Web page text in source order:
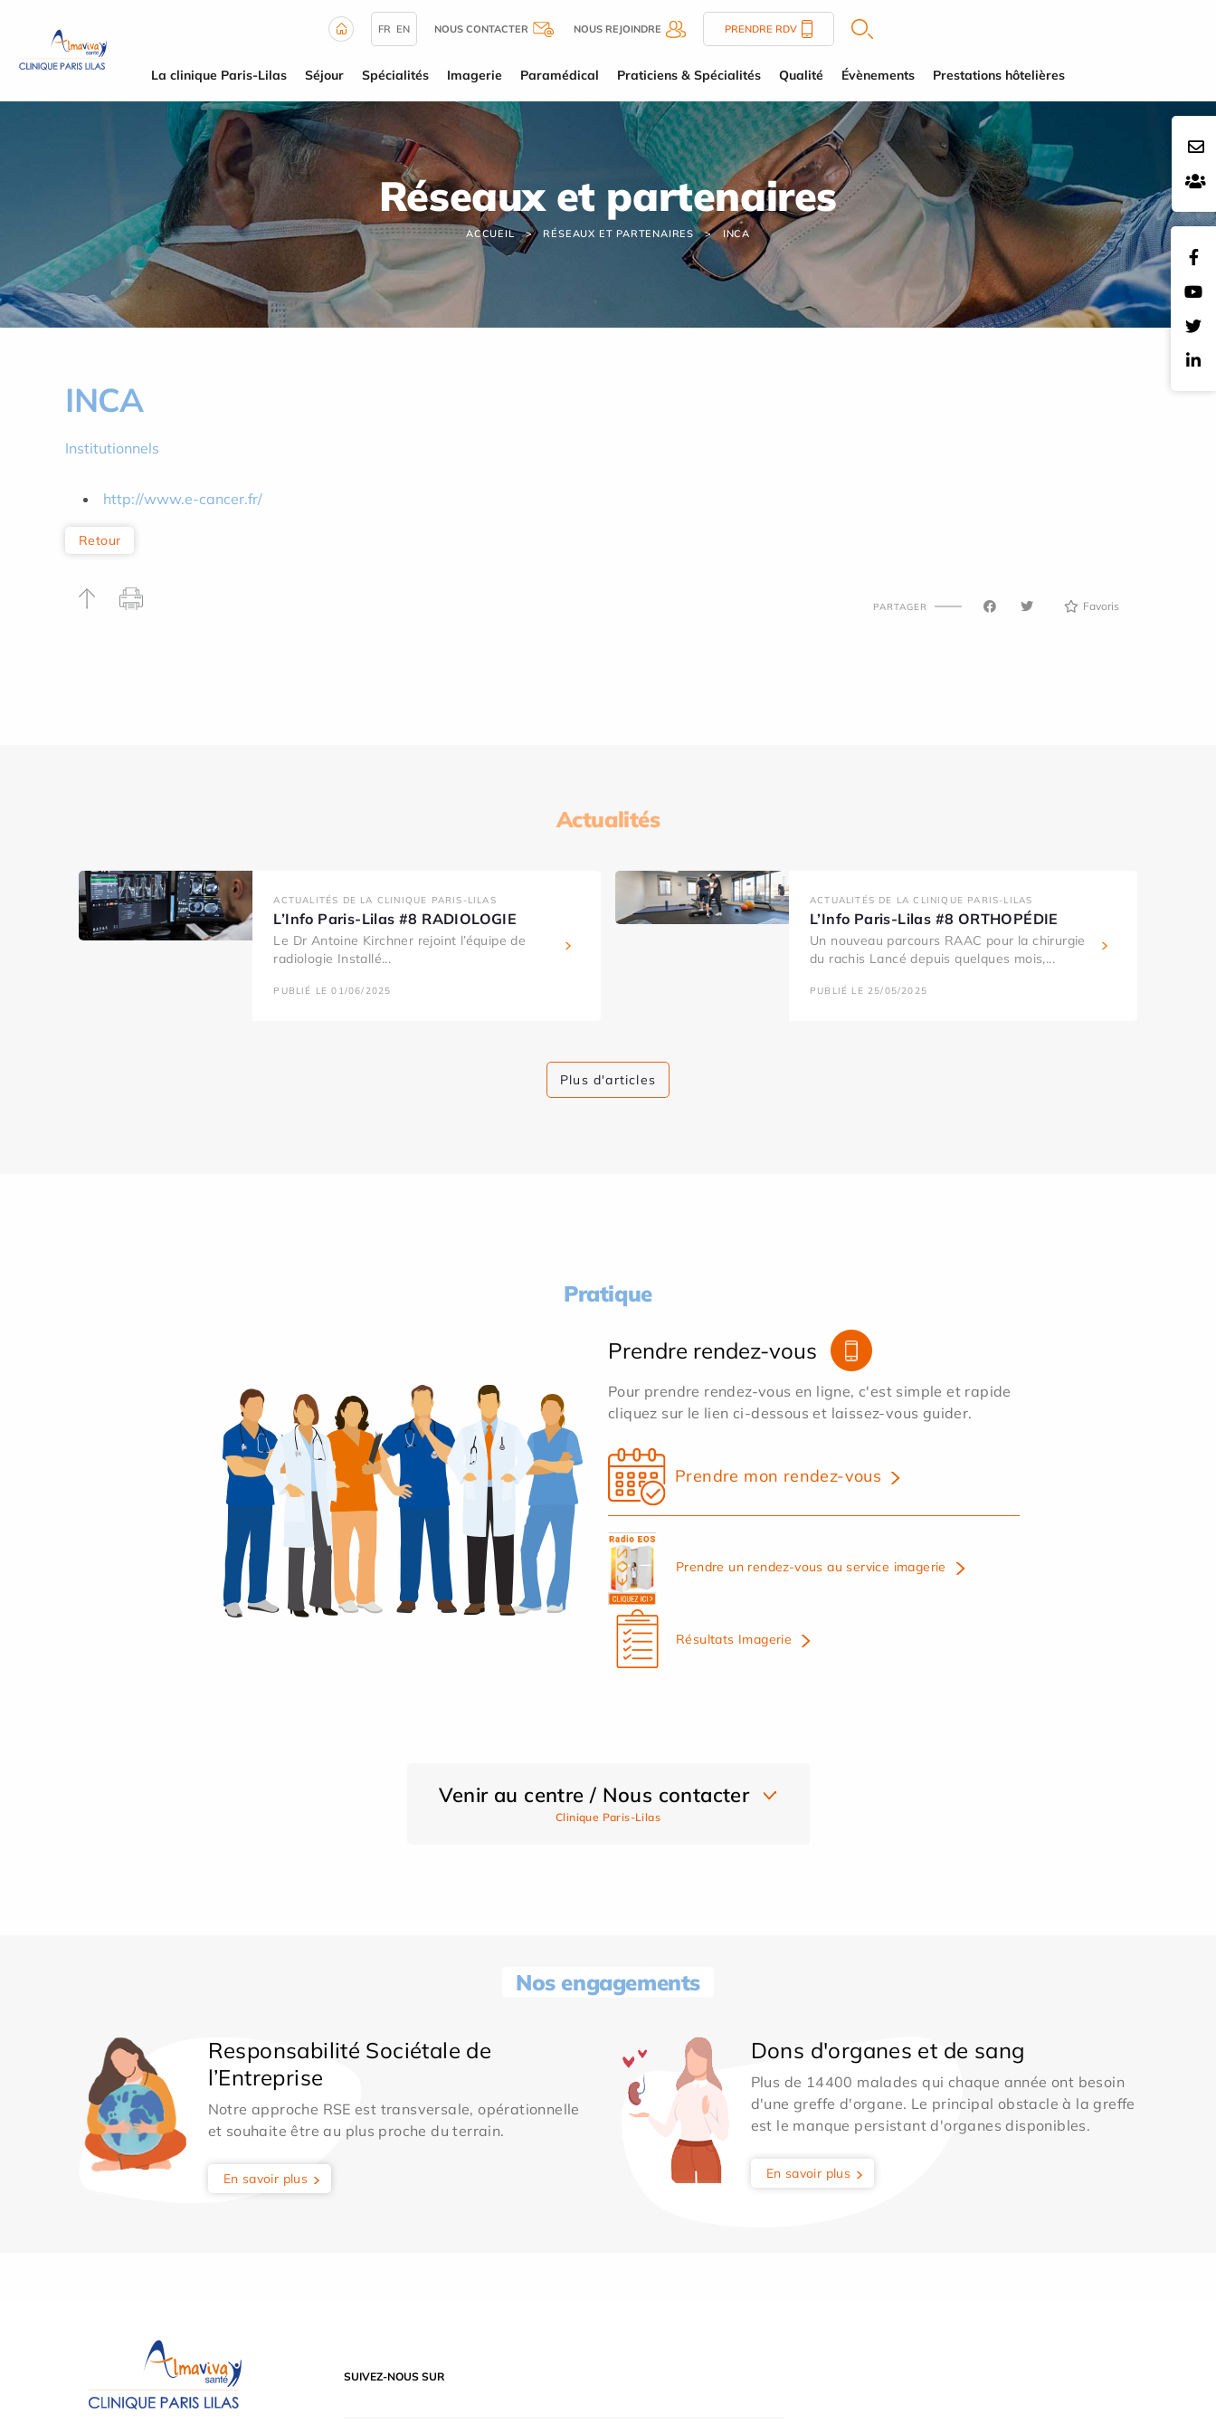
FR EN NOUS CONTACTER NOUS REJOINDRE PRENDRE RDV
La clinique Paris-Lilas Séjour Spécialités Imagerie Paramédical Praticiens & Spécialités Qualité Évènements Prestations hôtelières
Réseaux et partenaires
ACCUEIL RÉSEAUX ET PARTENAIRES INCA
INCA
Institutionnels
http://www.e-cancer.fr/
Retour
PARTAGER Favoris
Actualités
ACTUALITÉS DE LA CLINIQUE PARIS-LILAS
L’Info Paris-Lilas #8 RADIOLOGIE
Le Dr Antoine Kirchner rejoint l’équipe de
radiologie Installé...
PUBLIÉ LE 01/06/2025
ACTUALITÉS DE LA CLINIQUE PARIS-LILAS
L’Info Paris-Lilas #8 ORTHOPÉDIE
Un nouveau parcours RAAC pour la chirurgie
du rachis Lancé depuis quelques mois,...
PUBLIÉ LE 25/05/2025
Plus d'articles
Pratique
Prendre rendez-vous
Pour prendre rendez-vous en ligne, c'est simple et rapide
cliquez sur le lien ci-dessous et laissez-vous guider.
Prendre mon rendez-vous
Prendre un rendez-vous au service imagerie
Résultats Imagerie
Venir au centre / Nous contacter
Clinique Paris-Lilas
Nos engagements
Responsabilité Sociétale de
l’Entreprise
Notre approche RSE est transversale, opérationnelle
et souhaite être au plus proche du terrain.
En savoir plus
Dons d'organes et de sang
Plus de 14400 malades qui chaque année ont besoin
d'une greffe d'organe. Le principal obstacle à la greffe
est le manque persistant d'organes disponibles.
En savoir plus
SUIVEZ-NOUS SUR